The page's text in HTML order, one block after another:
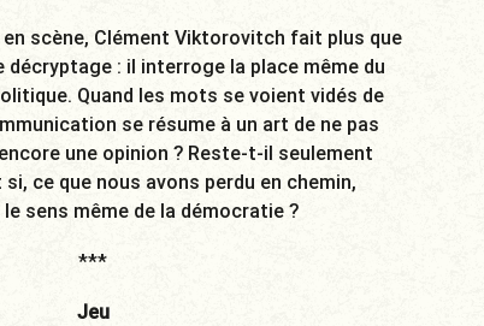
scène, Clément Viktorovitch fait plus que
: il interroge la place même du
Quand les mots se voient vidés de
se résume à un art de ne pas
une opinion ? Reste-t-il seulement
ce que nous avons perdu en chemin,
sens même de la démocratie ?
***
Jeu